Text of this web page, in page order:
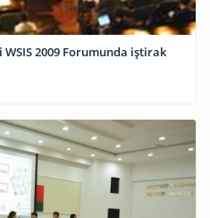
2009 Forumunda iştirak